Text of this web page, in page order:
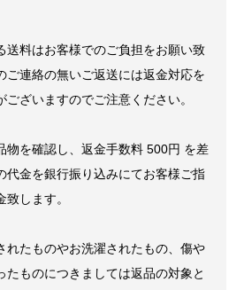
送料はお客様でのご負担をお願い致
ご連絡の無いご返送には返金対応を
ざいますのでご注意ください。
物を確認し、返金手数料 500円 を差
代金を銀行振り込みにてお客様ご指
します。
れたものやお洗濯されたもの、傷や
たものにつきましては返品の対象と